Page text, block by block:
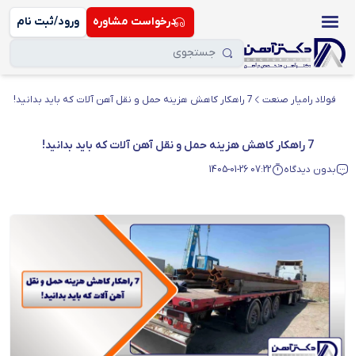
درخواست مشاوره ورود/ثبت نام
فولاد رامیار صنعت 7 راهکار کاهش هزینه حمل و نقل آهن آلات که باید بدانید!
7 راهکار کاهش هزینه حمل و نقل آهن آلات که باید بدانید!
بدون دیدگاه 1405-01-26 07:22